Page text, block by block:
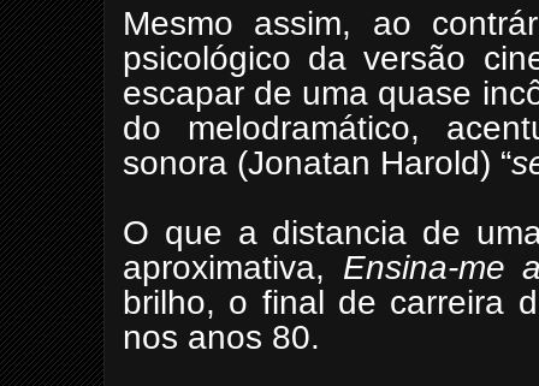
Mesmo assim, ao
psicológico da versão
escapar de uma quase
do melodramático,
sonora (Jonatan Harold) “
O que a distancia de
aproximativa, Ensina-me
brilho, o final de carreira
nos anos 80.